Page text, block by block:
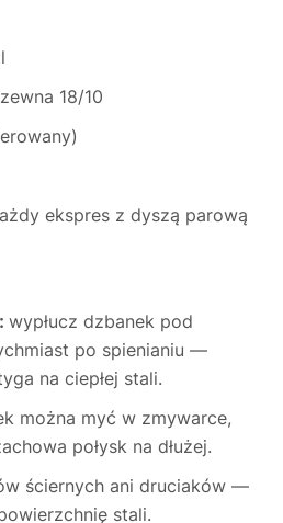
18/10
ekspres z dyszą parową
wypłucz dzbanek pod
po spienianiu —
na ciepłej stali.
można myć w zmywarce,
połysk na dłużej.
ściernych ani druciaków —
stali.